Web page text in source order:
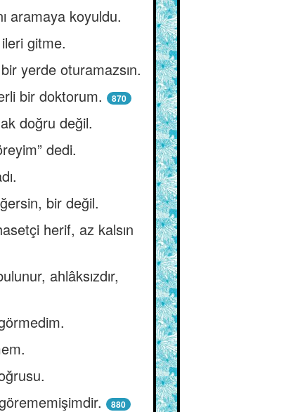
aramaya koyuldu.
gitme.
yerde oturamazsın.
bir doktorum.
870
doğru değil.
dedi.
bir değil.
herif, az kalsın
ahlâksızdır,
880